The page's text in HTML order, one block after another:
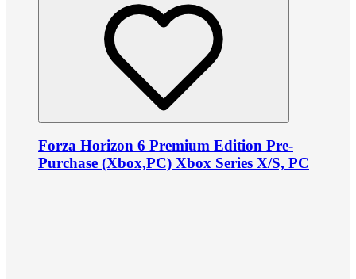
Forza Horizon 6 Premium Edition Pre-
Purchase (Xbox,PC) Xbox Series X/S, PC